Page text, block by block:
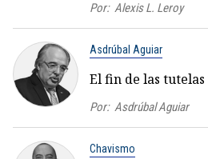
Por: Alexis L. Leroy
Asdrúbal Aguiar
El fin de las
Por: Asdrúbal Aguiar
Chavismo